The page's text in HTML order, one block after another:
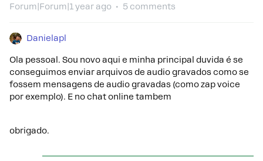
Forum|Forum|1 year ago 5 comments
Danielapl
Ola pessoal. Sou novo aqui e minha principal duvida é se
conseguimos enviar arquivos de audio gravados como se
fossem mensagens de audio gravadas (como zap voice
por exemplo). E no chat online tambem
obrigado.